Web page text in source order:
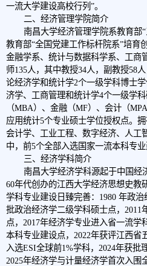
一流大学建设高校行列”。
二、经济管理学院简介
南昌大学经济管理学院系教育部
教育部“全国党建工作标杆院系”培育
金融学系、统计与数据科学系、工商
师135人，其中教授34人，副教授58
论经济学和统计学2个一级学科博士
济学、工商管理和统计学4个一级学
（MBA）、金融（MF）、会计（
应用统计5个专业硕士学位授权点。
会计学、工业工程、数字经济、人工
中，前5个全部入选国家一流本科专业
三、经济学科简介
南昌大学经济学科源起于中国经
60年代创办的江西大学经济思想史教
学科专业建设日臻完善：1980 年政
批政治经济学二级学科硕士点，2011
点，2017年经济学专业进入省一流学
本科专业建设点，2022年获评江西省
入选ESI全球前1%学科，2024年获批
2025年经济学与计量经济学首次入围